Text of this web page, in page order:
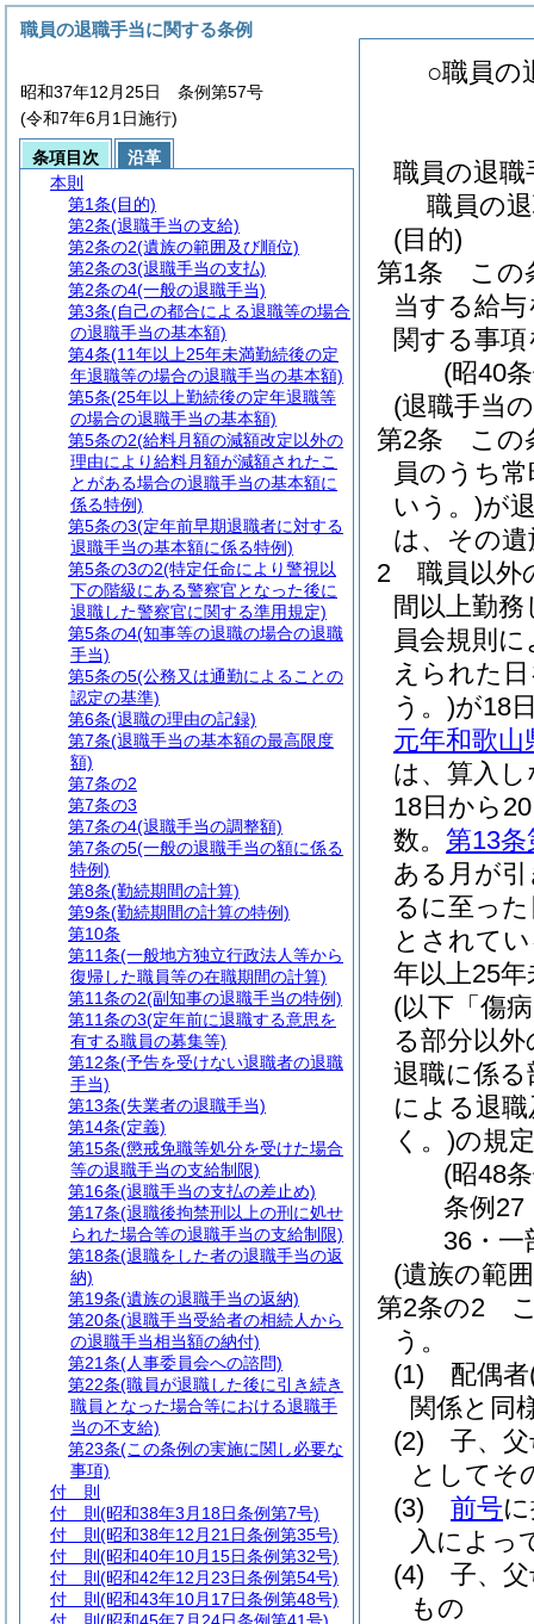
○職員の
職員の退
職員の
(目的)
第1条
この
当する給
関する事
(昭40
(退職手当
第2条
この
員のうち
いう。)が
は、その遺
2
職員以外
間以上勤務
員会規則
えられた
う。)が18
元年和歌山
は、算入
18日から
数。 第13条
ある月が
るに至っ
とされて
年以上25
(以下「傷
る部分以
退職に係
による退
く。)の規
(昭48
条例27
36・一
(遺族の範
第2条の2
う。
(1)
配偶者
関係と同
(2)
子、
としてそ
(3)
前号
入によっ
(4)
子、
もの
職員の退職手当に関する条例
昭和37年12月25日 条例第57号
(令和7年6月1日施行)
条項目次
沿革
本則
第1条(目的)
第2条(退職手当の支給)
第2条の2(遺族の範囲及び順位)
第2条の3(退職手当の支払)
第2条の4(一般の退職手当)
第3条(自己の都合による退職等の場合
の退職手当の基本額)
第4条(11年以上25年未満勤続後の定
年退職等の場合の退職手当の基本額)
第5条(25年以上勤続後の定年退職等
の場合の退職手当の基本額)
第5条の2(給料月額の減額改定以外の
理由により給料月額が減額されたこ
とがある場合の退職手当の基本額に
係る特例)
第5条の3(定年前早期退職者に対する
退職手当の基本額に係る特例)
第5条の3の2(特定任命により警視以
下の階級にある警察官となった後に
退職した警察官に関する準用規定)
第5条の4(知事等の退職の場合の退職
手当)
第5条の5(公務又は通勤によることの
認定の基準)
第6条(退職の理由の記録)
第7条(退職手当の基本額の最高限度
額)
第7条の2
第7条の3
第7条の4(退職手当の調整額)
第7条の5(一般の退職手当の額に係る
特例)
第8条(勤続期間の計算)
第9条(勤続期間の計算の特例)
第10条
第11条(一般地方独立行政法人等から
復帰した職員等の在職期間の計算)
第11条の2(副知事の退職手当の特例)
第11条の3(定年前に退職する意思を
有する職員の募集等)
第12条(予告を受けない退職者の退職
手当)
第13条(失業者の退職手当)
第14条(定義)
第15条(懲戒免職等処分を受けた場合
等の退職手当の支給制限)
第16条(退職手当の支払の差止め)
第17条(退職後拘禁刑以上の刑に処せ
られた場合等の退職手当の支給制限)
第18条(退職をした者の退職手当の返
納)
第19条(遺族の退職手当の返納)
第20条(退職手当受給者の相続人から
の退職手当相当額の納付)
第21条(人事委員会への諮問)
第22条(職員が退職した後に引き続き
職員となった場合等における退職手
当の不支給)
第23条(この条例の実施に関し必要な
事項)
付 則
付 則 (昭和38年3月18日条例第7号)
付 則 (昭和38年12月21日条例第35号)
付 則 (昭和40年10月15日条例第32号)
付 則 (昭和42年12月23日条例第54号)
付 則 (昭和43年10月17日条例第48号)